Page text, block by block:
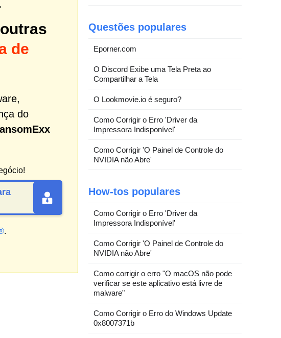
de
do
.
Questões populares
Eporner.com
O Discord Exibe uma Tela Preta ao
Compartilhar a Tela
O Lookmovie.io é seguro?
Como Corrigir o Erro 'Driver da
Impressora Indisponível'
Como Corrigir 'O Painel de Controle do
NVIDIA não Abre'
How-tos populares
Como Corrigir o Erro 'Driver da
Impressora Indisponível'
Como Corrigir 'O Painel de Controle do
NVIDIA não Abre'
Como corrigir o erro "O macOS não pode
verificar se este aplicativo está livre de
malware"
Como Corrigir o Erro do Windows Update
0x8007371b